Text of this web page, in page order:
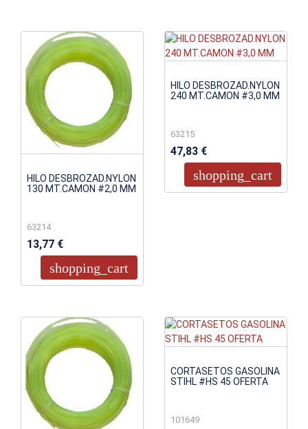
HILO DESBROZAD.NYLON
130 MT.CAMON #2,0 MM
63214
13,77 €
shopping_cart
HILO DESBROZAD.NYLON
240 MT.CAMON #3,0 MM
63215
47,83 €
shopping_cart
CORTASETOS GASOLINA
STIHL #HS 45 OFERTA
101649